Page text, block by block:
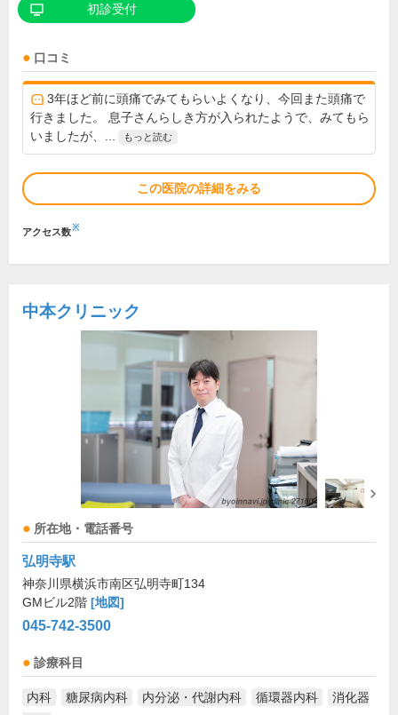
初診受付
口コミ
3年ほど前に頭痛でみてもらいよくなり、今回また頭痛で
行きました。 息子さんらしき方が入られたようで、みてもら
いましたが、...
もっと読む
この医院の詳細をみる
アクセス数※
中本クリニック
所在地・電話番号
弘明寺駅
神奈川県横浜市南区弘明寺町134
GMビル2階 [地図]
045-742-3500
診療科目
内科 糖尿病内科 内分泌・代謝内科 循環器内科
消化器